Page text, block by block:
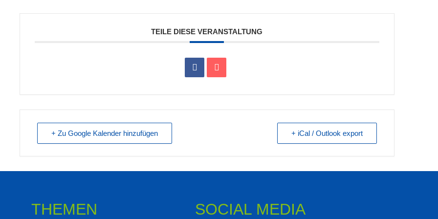
TEILE DIESE VERANSTALTUNG
+ Zu Google Kalender hinzufügen + iCal / Outlook export
THEMEN SOCIAL MEDIA